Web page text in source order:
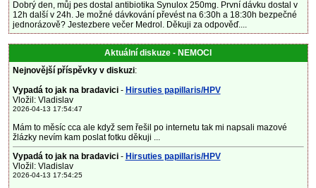
Dobrý den, můj pes dostal antibiotika Synulox 250mg. První dávku dostal v
12h další v 24h. Je možné dávkování převést na 6:30h a 18:30h bezpečné
jednorázově? Jestezbere večer Medrol. Děkuji za odpověď....
Aktuální diskuze - NEMOCI
Nejnovější příspěvky v diskuzi:
Vypadá to jak na bradavici - Hirsuties papillaris/HPV
Vložil: Vladislav
2026-04-13 17:54:47
Mám to měsíc cca ale když sem řešil po internetu tak mi napsali mazové
žlázky nevím kam poslat fotku děkuji ...
Vypadá to jak na bradavici - Hirsuties papillaris/HPV
Vložil: Vladislav
2026-04-13 17:54:25